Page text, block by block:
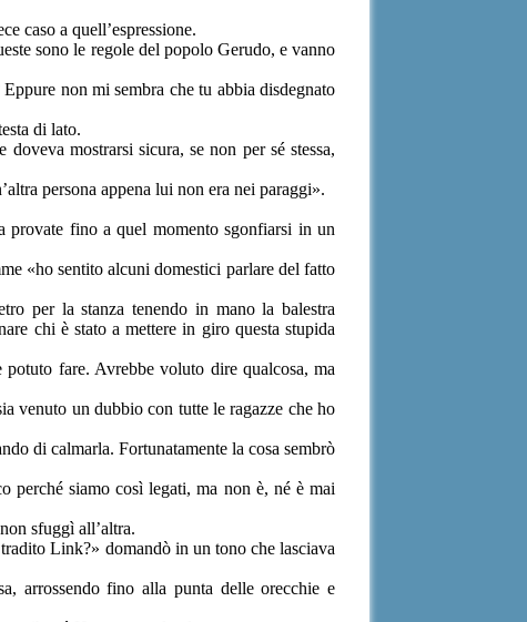
caso a quell’espressione.
sono le regole del popolo Gerudo, e vanno
non mi sembra che tu abbia disdegnato
di lato.
mostrarsi sicura, se non per sé stessa,
persona appena lui non era nei paraggi».
provate fino a quel momento sgonfiarsi in un
«ho sentito alcuni domestici parlare del fatto
per la stanza tenendo in mano la balestra
chi è stato a mettere in giro questa stupida
fare. Avrebbe voluto dire qualcosa, ma
venuto un dubbio con tutte le ragazze che ho
di calmarla. Fortunatamente la cosa sembrò
perché siamo così legati, ma non è, né è mai
sfuggì all’altra.
Link?» domandò in un tono che lasciava
arrossendo fino alla punta delle orecchie e